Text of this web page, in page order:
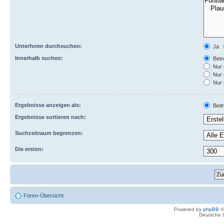
Unterforen durchsuchen:
Ja
Innerhalb suchen:
Nur
Nur
Nur
Ergebnisse anzeigen als:
Ergebnisse sortieren nach:
Suchzeitraum begrenzen:
Die ersten:
Foren-Übersicht
Powered by phpBB
Deutsche